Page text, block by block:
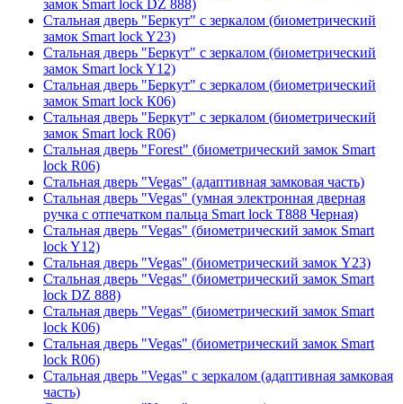
замок Smart lock DZ 888)
Стальная дверь "Беркут" с зеркалом (биометрический
замок Smart lock Y23)
Стальная дверь "Беркут" с зеркалом (биометрический
замок Smart lock Y12)
Стальная дверь "Беркут" с зеркалом (биометрический
замок Smart lock К06)
Стальная дверь "Беркут" с зеркалом (биометрический
замок Smart lock R06)
Стальная дверь "Forest" (биометрический замок Smart
lock R06)
Стальная дверь "Vegas" (адаптивная замковая часть)
Стальная дверь "Vegas" (умная электронная дверная
ручка с отпечатком пальца Smart lock T888 Черная)
Стальная дверь "Vegas" (биометрический замок Smart
lock Y12)
Стальная дверь "Vegas" (биометрический замок Y23)
Стальная дверь "Vegas" (биометрический замок Smart
lock DZ 888)
Стальная дверь "Vegas" (биометрический замок Smart
lock К06)
Стальная дверь "Vegas" (биометрический замок Smart
lock R06)
Стальная дверь "Vegas" с зеркалом (адаптивная замковая
часть)